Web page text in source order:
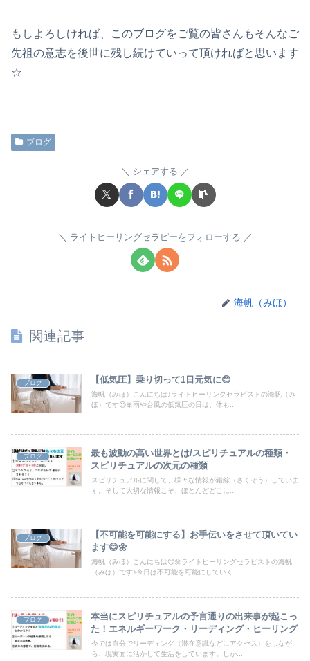
もしよろしければ、このブログをご覧の皆さんもそんなご
先祖の意志を後世に残し続けていって頂ければと思います
☆
ブログ
シェアする
ライトヒーリングセラピーをフォローする
海帆（みほ）
関連記事
ブログ 【低気圧】乗り切って1日元気に😊
海帆（みほ）こんにちは♪ライトヒーリングセラピストの海帆（み
ほ）です😊🎀雨や台風の低気圧の日は、体も...
ブログ
最も波動の高い世界とは/スピリチュアルの種類・
スピリチュアルの次元の種類
スピリチュアルに関して、様々な情報が錯綜（さくそう）していま
す。そして大切な情報こそ、ほとんどどこに...
ブログ
【不可能を可能にする】お手伝いをさせて頂いてい
ます😊🌼
海帆（みほ）こんにちは😊🌼ライトヒーリングセラピストの海帆
（みほ）です♪今日は不可能を可能にしていく...
ブログ
本当にスピリチュアルの予言通りの出来事が起こっ
た！エネルギーワーク・リーディング・ヒーリング
今では自分でリーディング（潜在意識などにアクセス）をしなが
ら、現実面に活かして生活をしています。しか...